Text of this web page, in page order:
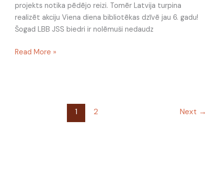
projekts notika pēdējo reizi. Tomēr Latvija turpina
realizēt akciju Viena diena bibliotēkas dzīvē jau 6. gadu!
Šogad LBB JSS biedri ir nolēmuši nedaudz
Read More »
1 2 Next →